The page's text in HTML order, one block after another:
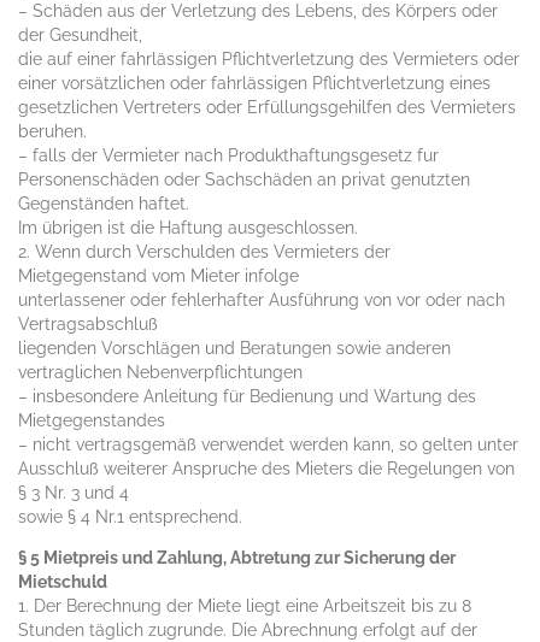
– Schäden aus der Verletzung des Lebens, des Körpers oder
der Gesundheit,
die auf einer fahrlässigen Pflichtverletzung des Vermieters oder
einer vorsätzlichen oder fahrlässigen Pflichtverletzung eines
gesetzlichen Vertreters oder Erfüllungsgehilfen des Vermieters
beruhen.
– falls der Vermieter nach Produkthaftungsgesetz fur
Personenschäden oder Sachschäden an privat genutzten
Gegenständen haftet.
Im übrigen ist die Haftung ausgeschlossen.
2. Wenn durch Verschulden des Vermieters der
Mietgegenstand vom Mieter infolge
unterlassener oder fehlerhafter Ausführung von vor oder nach
Vertragsabschluß
liegenden Vorschlägen und Beratungen sowie anderen
vertraglichen Nebenverpflichtungen
– insbesondere Anleitung für Bedienung und Wartung des
Mietgegenstandes
– nicht vertragsgemäß verwendet werden kann, so gelten unter
Ausschluß weiterer Anspruche des Mieters die Regelungen von
§ 3 Nr. 3 und 4
sowie § 4 Nr.1 entsprechend.
§ 5 Mietpreis und Zahlung, Abtretung zur Sicherung der
Mietschuld
1. Der Berechnung der Miete liegt eine Arbeitszeit bis zu 8
Stunden täglich zugrunde. Die Abrechnung erfolgt auf der